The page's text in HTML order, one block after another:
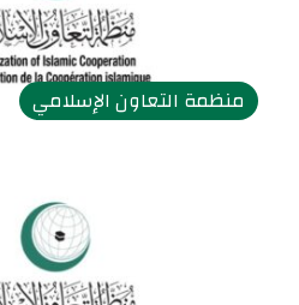
منظمة التعاون الإسلامي